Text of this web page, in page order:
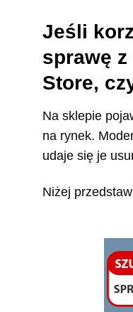
Jeśli
sprawę
Store,
Na sklepie
na rynek.
udaje się je
Niżej